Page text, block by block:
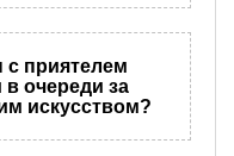
с приятелем
в очереди за
искусством?